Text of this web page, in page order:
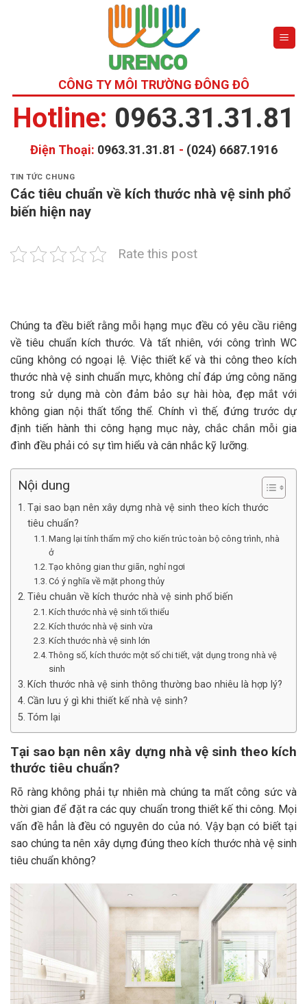
CÔNG TY MÔI TRƯỜNG ĐÔNG ĐÔ
Hotline: 0963.31.31.81
Điện Thoại: 0963.31.31.81 - (024) 6687.1916
TIN TỨC CHUNG
Các tiêu chuẩn về kích thước nhà vệ sinh phổ
biến hiện nay
Rate this post
Chúng ta đều biết rằng mỗi hạng mục đều có yêu cầu riêng
về tiêu chuẩn kích thước. Và tất nhiên, với công trình WC
cũng không có ngoại lệ. Việc thiết kế và thi công theo kích
thước nhà vệ sinh chuẩn mực, không chỉ đáp ứng công năng
trong sử dụng mà còn đảm bảo sự hài hòa, đẹp mắt với
không gian nội thất tổng thể. Chính vì thế, đứng trước dự
định tiến hành thi công hạng mục này, chắc chắn mỗi gia
đình đều phải có sự tìm hiểu và cân nhắc kỹ lưỡng.
Nội dung
Tại sao bạn nên xây dựng nhà vệ sinh theo kích thước
tiêu chuẩn?
Mang lại tính thẩm mỹ cho kiến trúc toàn bộ công trình, nhà
ở
Tạo không gian thư giãn, nghỉ ngơi
Có ý nghĩa về mặt phong thủy
Tiêu chuân về kích thước nhà vệ sinh phổ biến
Kích thước nhà vệ sinh tối thiểu
Kích thước nhà vệ sinh vừa
Kích thước nhà vệ sinh lớn
Thông số, kích thước một số chi tiết, vật dụng trong nhà vệ
sinh
Kích thước nhà vệ sinh thông thường bao nhiêu là hợp lý?
Cần lưu ý gì khi thiết kế nhà vệ sinh?
Tóm lại
Tại sao bạn nên xây dựng nhà vệ sinh theo kích
thước tiêu chuẩn?
Rõ ràng không phải tự nhiên mà chúng ta mất công sức và
thời gian để đặt ra các quy chuẩn trong thiết kế thi công. Mọi
vấn đề hẳn là đều có nguyên do của nó. Vậy bạn có biết tại
sao chúng ta nên xây dựng đúng theo kích thước nhà vệ sinh
tiêu chuẩn không?